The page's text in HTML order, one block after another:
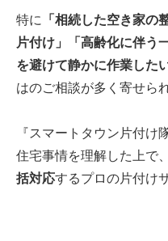
特に
「相続した空き家の
片付け」「高齢化に伴う
を避けて静かに作業した
はのご相談が多く寄せら
『スマートタウン片付け
住宅事情を理解した上で、
括対応するプロの片付け